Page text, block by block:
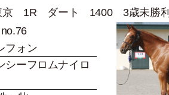
京 1R ダート 1400 3歳未勝利
フォン
シーフロムナイロ